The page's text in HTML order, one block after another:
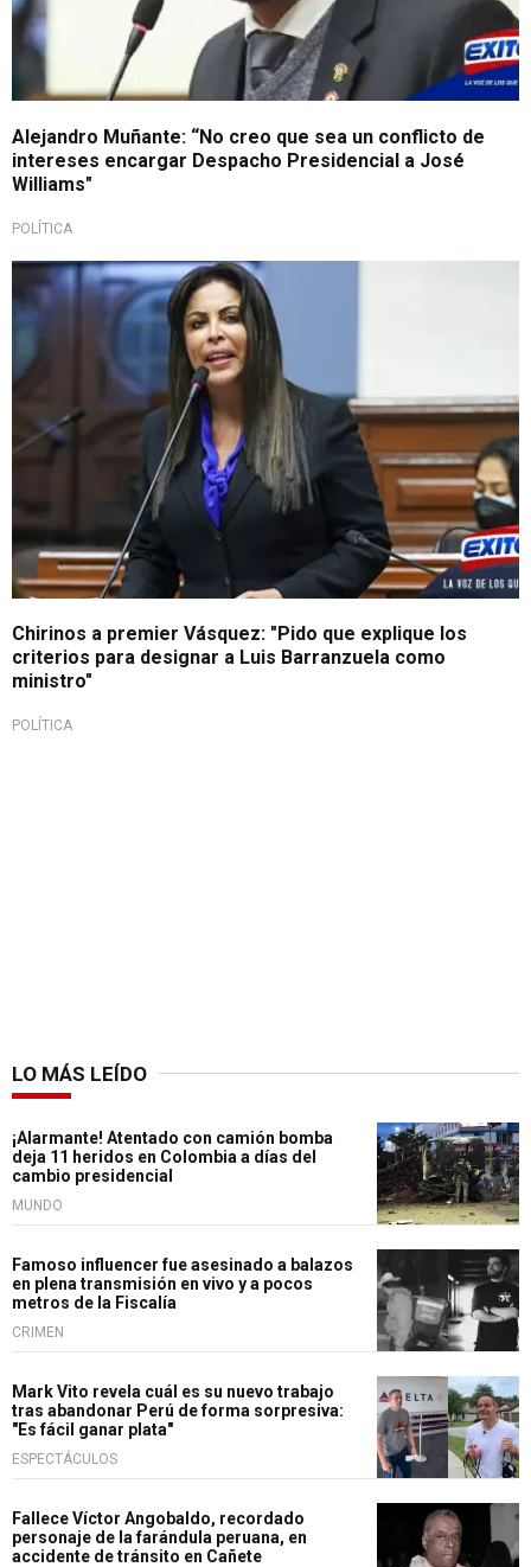
Alejandro Muñante: “No creo que sea un conflicto de
intereses encargar Despacho Presidencial a José
Williams"
POLÍTICA
Chirinos a premier Vásquez: "Pido que explique los
criterios para designar a Luis Barranzuela como
ministro"
POLÍTICA
LO MÁS LEÍDO
¡Alarmante! Atentado con camión bomba
deja 11 heridos en Colombia a días del
cambio presidencial
MUNDO
Famoso influencer fue asesinado a balazos
en plena transmisión en vivo y a pocos
metros de la Fiscalía
CRIMEN
Mark Vito revela cuál es su nuevo trabajo
tras abandonar Perú de forma sorpresiva:
"Es fácil ganar plata"
ESPECTÁCULOS
Fallece Víctor Angobaldo, recordado
personaje de la farándula peruana, en
accidente de tránsito en Cañete